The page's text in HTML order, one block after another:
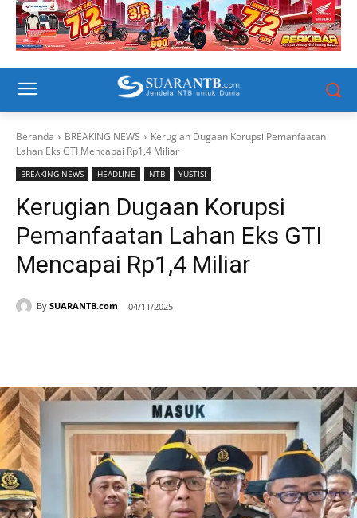
Beranda BREAKING NEWS
Kerugian Dugaan Korupsi Pemanfaatan
Lahan Eks GTI Mencapai Rp1,4 Miliar
BREAKING NEWS HEADLINE NTB YUSTISI
Kerugian Dugaan Korupsi
Pemanfaatan Lahan Eks GTI
Mencapai Rp1,4 Miliar
By SUARANTB.com 04/11/2025